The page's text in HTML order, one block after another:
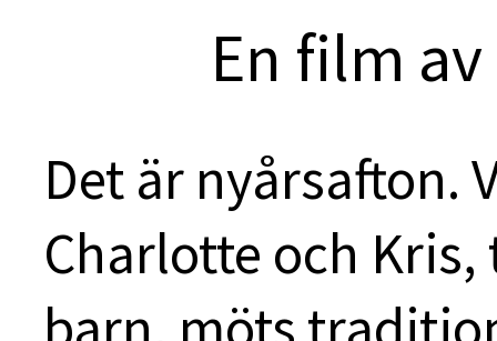
En film
Det är nyårsafton.
Charlotte och